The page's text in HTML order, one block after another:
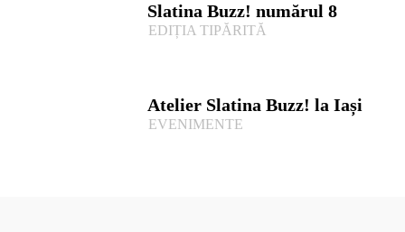
Slatina Buzz! numărul 8
EDIȚIA TIPĂRITĂ
Atelier Slatina Buzz! la Iași
EVENIMENTE